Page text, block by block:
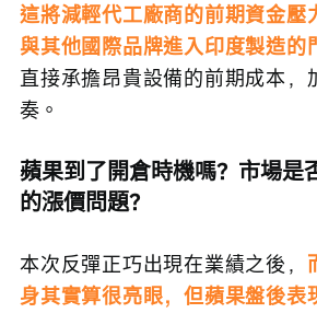
這將減輕代工廠商的前期資金壓
與其他國際品牌進入印度製造的
直接承擔昂貴設備的前期成本，
奏。
蘋果到了開倉時機嗎？市場是
的漲價問題？
本次反彈正巧出現在業績之後，
身其實算很亮眼，但蘋果盤後表